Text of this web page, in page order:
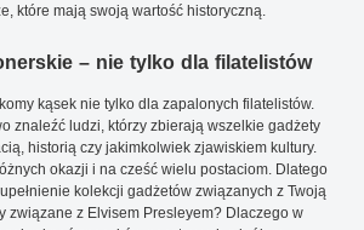
które mają swoją wartość historyczną.
– nie tylko dla filatelistów
kąsek nie tylko dla zapalonych filatelistów.
znaleźć ludzi, którzy zbierają wszelkie gadżety
historią czy jakimkolwiek zjawiskiem kultury.
okazji i na cześć wielu postaciom. Dlatego
kolekcji gadżetów związanych z Twoją
związane z Elvisem Presleyem? Dlaczego w